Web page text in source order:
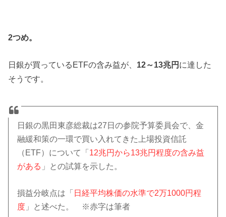
2つめ。
日銀が買っているETFの含み益が、 12～13兆円 に達した
そうです。
日銀の黒田東彦総裁は27日の参院予算委員会で、金
融緩和策の一環で買い入れてきた上場投資信託
（ETF）について「 12兆円から13兆円程度の含み益
がある 」との試算を示した。
損益分岐点は「 日経平均株価の水準で2万1000円程
度 」と述べた。 ※赤字は筆者